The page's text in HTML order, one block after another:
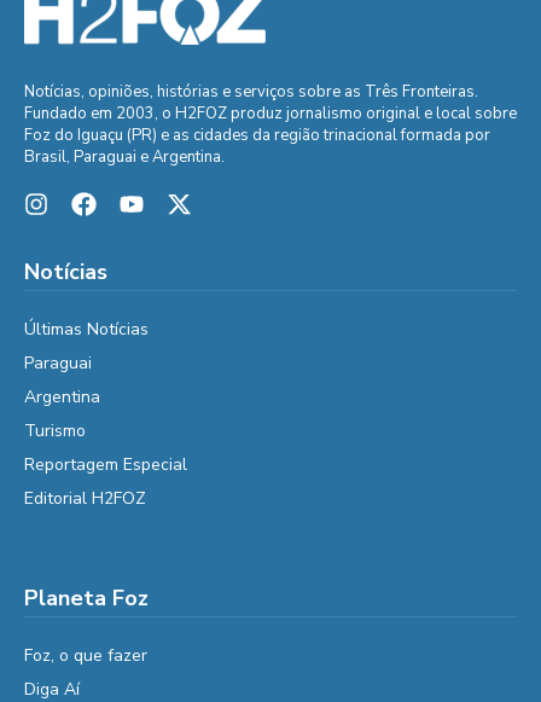
Notícias, opiniões, histórias e serviços sobre as Três Fronteiras.
Fundado em 2003, o H2FOZ produz jornalismo original e local sobre
Foz do Iguaçu (PR) e as cidades da região trinacional formada por
Brasil, Paraguai e Argentina.
Notícias
Últimas Notícias
Paraguai
Argentina
Turismo
Reportagem Especial
Editorial H2FOZ
Planeta Foz
Foz, o que fazer
Diga Aí